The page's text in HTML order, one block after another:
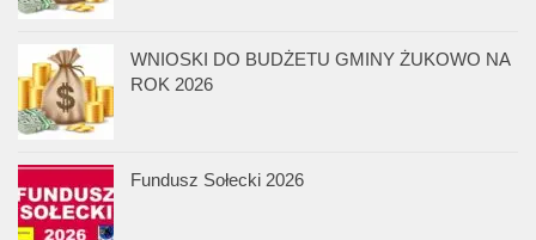
WNIOSKI DO BUDŻETU GMINY ŻUKOWO NA
ROK 2026
Fundusz Sołecki 2026